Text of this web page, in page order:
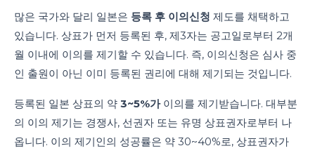
많은 국가와 달리 일본은 등록 후 이의신청 제도를 채택하고
있습니다. 상표가 먼저 등록된 후, 제3자는 공고일로부터 2개
월 이내에 이의를 제기할 수 있습니다. 즉, 이의신청은 심사 중
인 출원이 아닌 이미 등록된 권리에 대해 제기되는 것입니다.
등록된 일본 상표의 약 3~5%가이의를 제기받습니다. 대부분
의 이의 제기는 경쟁사, 선권자 또는 유명 상표권자로부터 나
옵니다. 이의 제기인의 성공률은 약 30~40%로, 상표권자가